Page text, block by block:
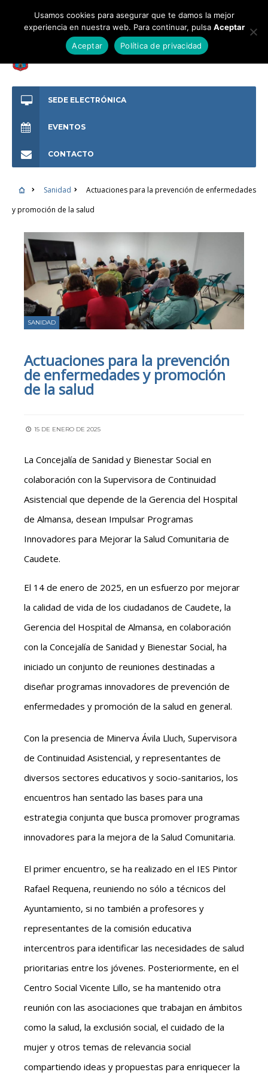
SEDE ELECTRÓNICA
EVENTOS
CONTACTO
Sanidad
Actuaciones para la prevención de enfermedades
y promoción de la salud
SANIDAD
Actuaciones para la prevención
de enfermedades y promoción
de la salud
15 DE ENERO DE 2025
La Concejalía de Sanidad y Bienestar Social en
colaboración con la Supervisora de Continuidad
Asistencial que depende de la Gerencia del Hospital
de Almansa, desean Impulsar Programas
Innovadores para Mejorar la Salud Comunitaria de
Caudete.
El 14 de enero de 2025, en un esfuerzo por mejorar
la calidad de vida de los ciudadanos de Caudete, la
Gerencia del Hospital de Almansa, en colaboración
con la Concejalía de Sanidad y Bienestar Social, ha
iniciado un conjunto de reuniones destinadas a
diseñar programas innovadores de prevención de
enfermedades y promoción de la salud en general.
Con la presencia de Minerva Ávila Lluch, Supervisora ​​
de Continuidad Asistencial, y representantes de
diversos sectores educativos y socio-sanitarios, los
encuentros han sentado las bases para una
estrategia conjunta que busca promover programas
innovadores para la mejora de la Salud Comunitaria.
El primer encuentro, se ha realizado en el IES Pintor
Rafael Requena, reuniendo no sólo a técnicos del
Ayuntamiento, si no también a profesores y
representantes de la comisión educativa
intercentros para identificar las necesidades de salud
prioritarias entre los jóvenes. Posteriormente, en el
Centro Social Vicente Lillo, se ha mantenido otra
reunión con las asociaciones que trabajan en ámbitos
como la salud, la exclusión social, el cuidado de la
mujer y otros temas de relevancia social
compartiendo ideas y propuestas para enriquecer la
Usamos cookies para asegurar que te damos la mejor
experiencia en nuestra web. Para continuar, pulsa Aceptar
Aceptar
Política de privacidad